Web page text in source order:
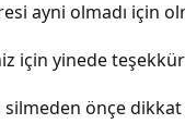
ayni olmadı için
için yinede
silmeden önçe